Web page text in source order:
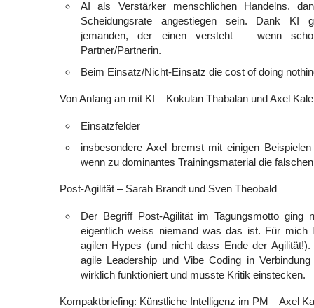
AI als Verstärker menschlichen Handelns.
Scheidungsrate angestiegen sein. Dank KI
jemanden, der einen versteht – wenn
Partner/Partnerin.
Beim Einsatz/Nicht-Einsatz die cost of doing
Von Anfang an mit KI – Kokulan Thabalan und Axel
Einsatzfelder
insbesondere Axel bremst mit einigen
wenn zu dominantes Trainingsmaterial die
Post-Agilität – Sarah Brandt und Sven Theobald
Der Begriff Post-Agilität im Tagungsmotto ging
eigentlich weiss niemand was das ist. Für mich
agilen Hypes (und nicht dass Ende der
agile Leadership und Vibe Coding in
wirklich funktioniert und musste Kritik einstecken.
Kompaktbriefing: Künstliche Intelligenz im PM – Axel